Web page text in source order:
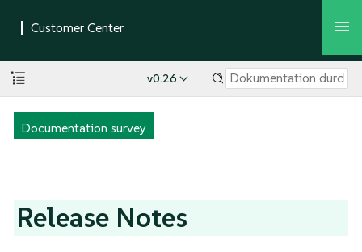
v0.26
Documentation survey
Release Notes